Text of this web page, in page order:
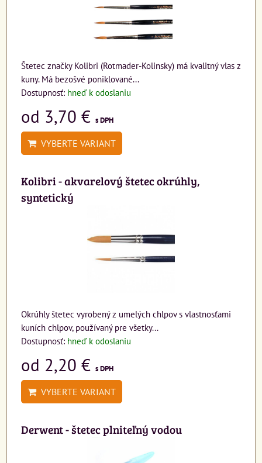
Štetec značky Kolibri (Rotmader-Kolinsky) má kvalitný vlas z
kuny. Má bezošvé poniklované...
Dostupnosť: hneď k odoslaniu
od 3,70 € s DPH
VYBERTE VARIANT
Kolibri - akvarelový štetec okrúhly,
syntetický
Okrúhly štetec vyrobený z umelých chlpov s vlastnosťami
kuních chlpov, používaný pre všetky...
Dostupnosť: hneď k odoslaniu
od 2,20 € s DPH
VYBERTE VARIANT
Derwent - štetec plniteľný vodou